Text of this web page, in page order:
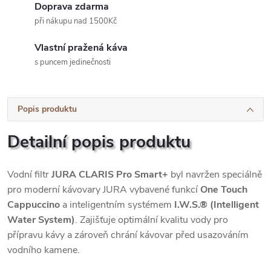
Doprava zdarma
při nákupu nad 1500Kč
Vlastní pražená káva
s puncem jedinečnosti
Popis produktu
Detailní popis produktu
Vodní filtrJURA CLARIS Pro Smart+ byl navržen speciálně
pro moderní kávovary JURA vybavené funkcí One Touch
Cappuccino a inteligentním systémem I.W.S.® (Intelligent
Water System). Zajišťuje optimální kvalitu vody pro
přípravu kávy a zároveň chrání kávovar před usazováním
vodního kamene.